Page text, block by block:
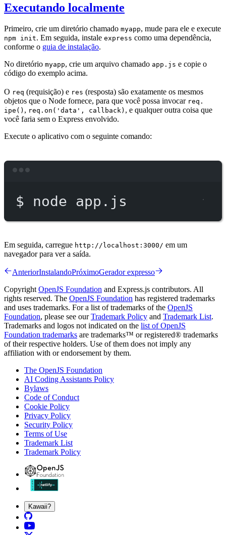
Executando localmente
Primeiro, crie um diretório chamado myapp, mude para ele e execute
npm init. Em seguida, instale express como uma dependência,
conforme o guia de instalação.
No diretório myapp, crie um arquivo chamado app.js e copie o
código do exemplo acima.
O req (requisição) e res (resposta) são exatamente os mesmos
objetos que o Node fornece, para que você possa invocar req.
ipe() , req.on('data', callback) , e qualquer outra coisa que
você faria sem o Express envolvido.
Execute o aplicativo com o seguinte comando:
$ node app.js
Em seguida, carregue http://localhost:3000/ em um
navegador para ver a saída.
AnteriorInstalandoPróximoGerador expresso
Copyright OpenJS Foundation and Express.js contributors. All
rights reserved. The OpenJS Foundation has registered trademarks
and uses trademarks. For a list of trademarks of the OpenJS
Foundation, please see ourTrademark Policy and Trademark List.
Trademarks and logos not indicated on the list of OpenJS
Foundation trademarks are trademarks™ or registered® trademarks
of their respective holders. Use of them does not imply any
affiliation with or endorsement by them.
The OpenJS Foundation
AI Coding Assistants Policy
Bylaws
Code of Conduct
Cookie Policy
Privacy Policy
Security Policy
Terms of Use
Trademark List
Trademark Policy
Kawaii?